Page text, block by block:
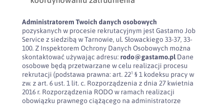
Administratorem Twoich danych osobowych
pozyskanych w procesie rekrutacyjnym jest Gastamo Job
Service z siedzibą w Tarnowie, ul. Słowackiego 33-37, 33-
100. Z Inspektorem Ochrony Danych Osobowych można
skontaktować używając adresu: rodo@gastamo.plDane
osobowe będą przetwarzane w celu realizacji procesu
rekrutacji (podstawa prawna: art. 22¹ § 1 kodeksu pracy w
zw. z art. 6 ust. 1 lit. c. Rozporządzenia z dnia 27 kwietnia
2016 r. Rozporządzenia RODO w ramach realizacji
obowiązku prawnego ciążącego na administratorze